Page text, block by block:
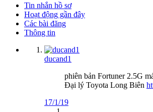
Tin nhắn hồ sơ
Hoạt động gần đây
Các bài đăng
Thông tin
ducand1
phiên bản Fortuner 2.5G
Đại lý Toyota Long Biên
17/1/19